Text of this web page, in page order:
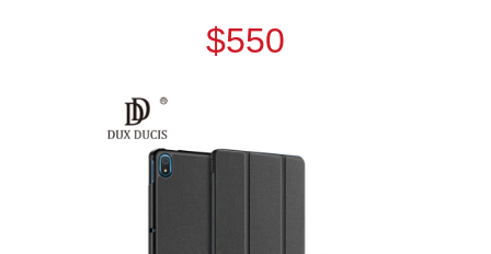
$550